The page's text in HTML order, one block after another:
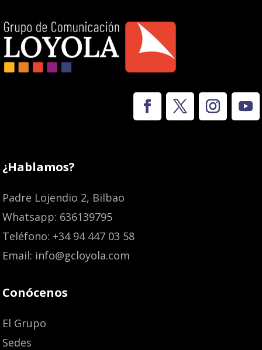
¿Hablamos?
Padre Lojendio 2, Bilbao
Whatsapp: 636139795
Teléfono: +34 94 447 03 58
Email: info@gcloyola.com
Conócenos
El Grupo
Sedes